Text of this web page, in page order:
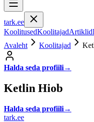
tark.ee
KoolitusedKoolitajadArtiklid
Avaleht
Koolitajad
Halda seda profiili→
Ketlin Hiob
Halda seda profiili→
tark.ee